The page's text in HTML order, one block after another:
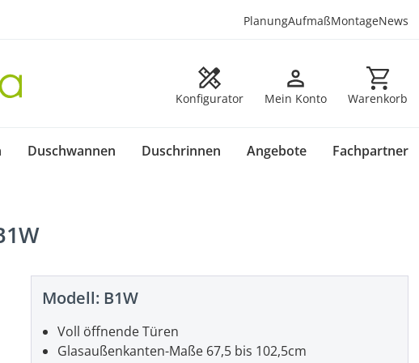
PlanungAufmaßMontageNews
Konfigurator Mein Konto Warenkorb
Warenkorb
Duschwannen Duschrinnen Angebote Fachpartner
Modell: B1W
Voll öffnende Türen
Glasaußenkanten-Maße 67,5 bis 102,5cm